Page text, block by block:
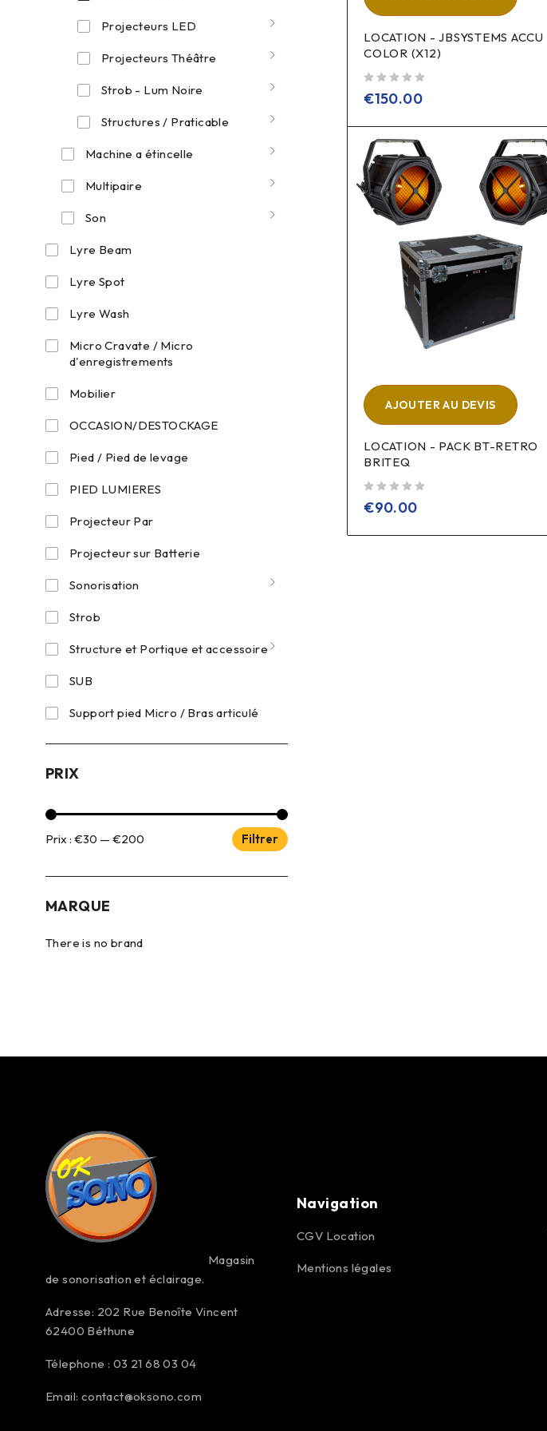
Projecteurs LED
Projecteurs Théâtre
Strob - Lum Noire
Structures / Praticable
Machine a étincelle
Multipaire
Son
Lyre Beam
Lyre Spot
Lyre Wash
Micro Cravate / Micro
d'enregistrements
Mobilier
OCCASION/DESTOCKAGE
Pied / Pied de levage
PIED LUMIERES
Projecteur Par
Projecteur sur Batterie
Sonorisation
Strob
Structure et Portique et accessoire
SUB
Support pied Micro / Bras articulé
PRIX
Filtrer
Prix : €30 — €200
MARQUE
There is no brand
LOCATION - JBSYSTEMS ACCU
COLOR (X12)
€150.00
AJOUTER AU DEVIS
LOCATION - PACK BT-RETRO
BRITEQ
€90.00
Magasin
de sonorisation et éclairage.
Adresse: 202 Rue Benoîte Vincent
62400 Béthune
Télephone : 03 21 68 03 04
Email: contact@oksono.com
Navigation
CGV Location
Mentions légales